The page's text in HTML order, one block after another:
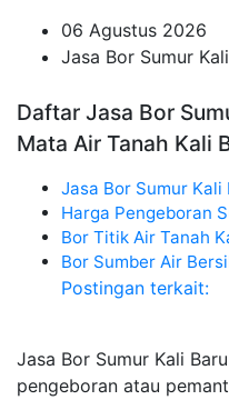
06 Agustus 2026
Jasa Bor Sumur
Daftar Jasa Bor
Mata Air Tanah Kali
Jasa Bor Sumur Kali
Harga Pengeboran
Bor Titik Air Tanah
Bor Sumber Air
Postingan terkait:
Jasa Bor Sumur Kali
pengeboran atau